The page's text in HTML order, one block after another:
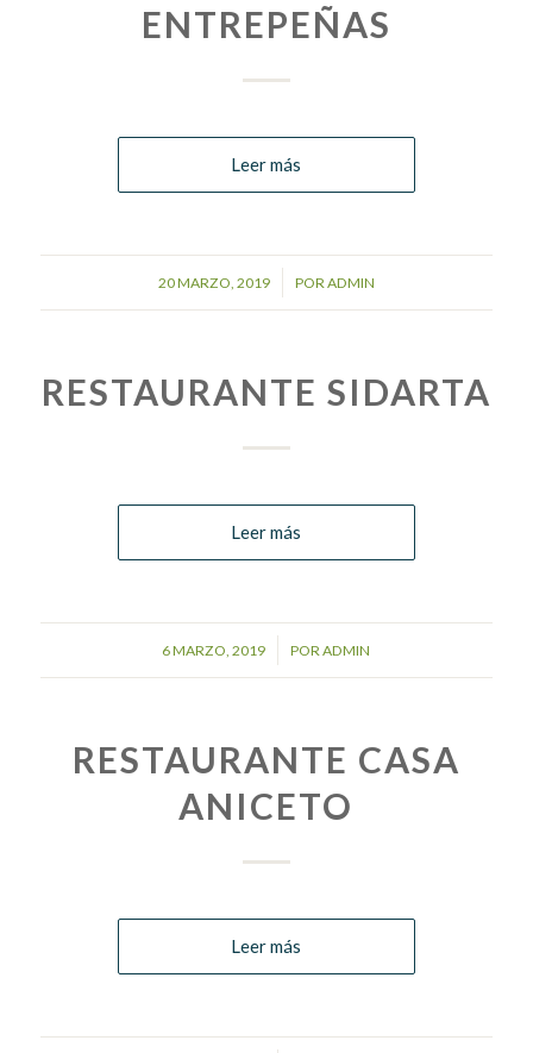
ENTREPEÑAS
Leer más
20 MARZO, 2019
/ PORADMIN
RESTAURANTE SIDARTA
Leer más
6 MARZO, 2019
/ PORADMIN
RESTAURANTE CASA
ANICETO
Leer más